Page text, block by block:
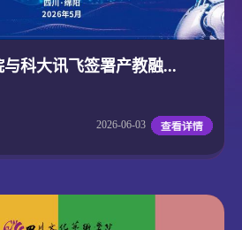
科大讯飞签署产教融...
2026-06-03